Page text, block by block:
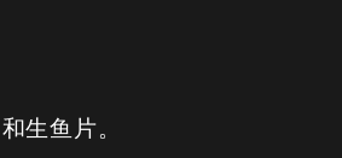
生鱼片。